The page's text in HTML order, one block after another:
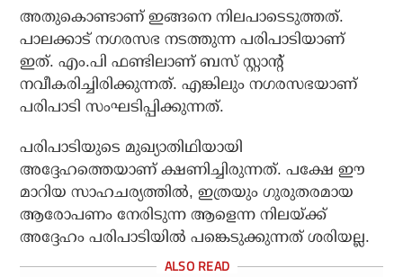
അതുകൊണ്ടാണ് ഇങ്ങനെ നിലപാടെടുത്തത്.
പാലക്കാട് നഗരസഭ നടത്തുന്ന പരിപാടിയാണ്
ഇത്. എം.പി ഫണ്ടിലാണ് ബസ് സ്റ്റാന്റ്
നവീകരിച്ചിരിക്കുന്നത്. എങ്കിലും നഗരസഭയാണ്
പരിപാടി സംഘടിപ്പിക്കുന്നത്.
പരിപാടിയുടെ മുഖ്യാതിഥിയായി
അദ്ദേഹത്തെയാണ് ക്ഷണിച്ചിരുന്നത്. പക്ഷേ ഈ
മാറിയ സാഹചര്യത്തില്‍, ഇത്രയും ഗുരുതരമായ
ആരോപണം നേരിടുന്ന ആളെന്ന നിലയ്ക്ക്
അദ്ദേഹം പരിപാടിയില്‍ പങ്കെടുക്കുന്നത് ശരിയല്ല.